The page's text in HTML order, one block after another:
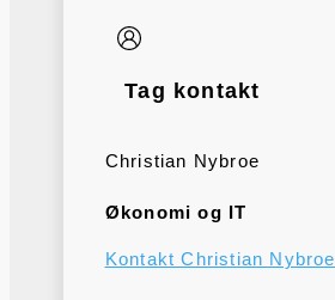
Tag kontakt
Christian Nybroe
Økonomi og IT
Kontakt Christian Nybroe